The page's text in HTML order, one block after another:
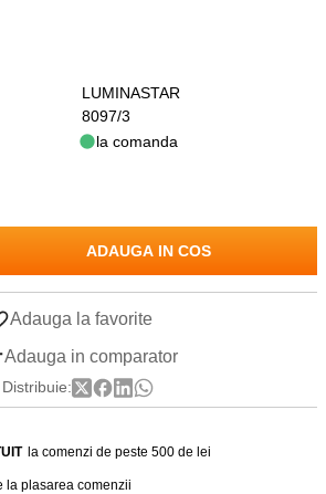
LUMINASTAR
8097/3
la comanda
ADAUGA IN COS
Adauga la favorite
Adauga in comparator
Distribuie:
la comenzi de peste 500 de lei
la plasarea comenzii